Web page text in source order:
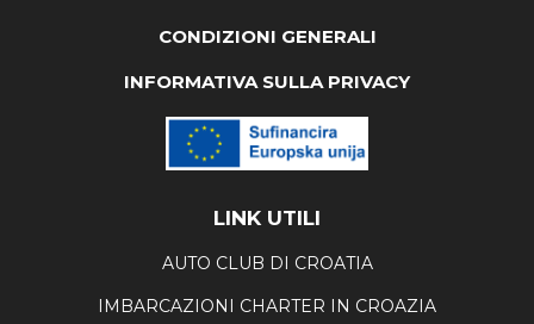
CONDIZIONI GENERALI
INFORMATIVA SULLA PRIVACY
LINK UTILI
AUTO CLUB DI CROATIA
IMBARCAZIONI CHARTER IN CROAZIA